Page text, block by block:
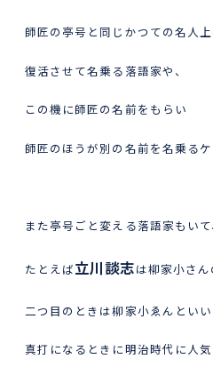
師匠の亭号と同じかつての名人
復活させて名乗る落語家や、
この機に師匠の名前をもらい
師匠のほうが別の名前を名乗るケ
また亭号ごと変える落語家もいて
たとえば立川談志は柳家小さん
二つ目のときは柳家小ゑんといい
真打になるときに明治時代に人